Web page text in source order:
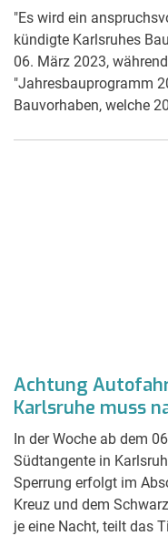
"Es wird ein
kündigte Karlsruhes
06. März 2023,
"Jahresbauprogramm
Bauvorhaben, welche
Achtung
Karlsruhe muss
In der Woche ab dem
Südtangente in
Sperrung erfolgt im
Kreuz und dem
je eine Nacht, teilt das